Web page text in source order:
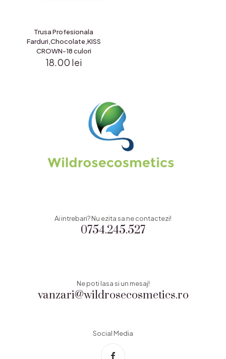
Trusa Profesionala
Farduri,Chocolate,KISS
CROWN-18 culori
18.00 lei
0754.245.527
Ai intrebari? Nu ezita sa ne contactezi!
vanzari@wildrosecosmetics.ro
Ne poti lasa si un mesaj!
Social Media